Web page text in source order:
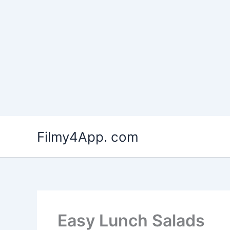
content
Filmy4App. com
Easy Lunch Salads